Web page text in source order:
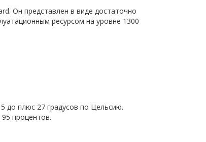
Он представлен в виде достаточно
ресурсом на уровне 1300
до плюс 27 градусов по Цельсию.
процентов.